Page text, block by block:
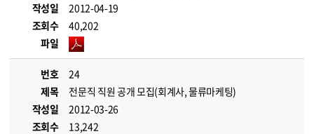
작성일
2012-04-19
조회수
40,202
파일
번호
24
제목
전문직 직원 공개 모집(회계사, 물류마케팅)
작성일
2012-03-26
조회수
13,242